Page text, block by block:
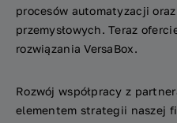
procesów automatyzacji
przemysłowych. Teraz
rozwiązania VersaBox.
Rozwój współpracy z
elementem strategii naszej